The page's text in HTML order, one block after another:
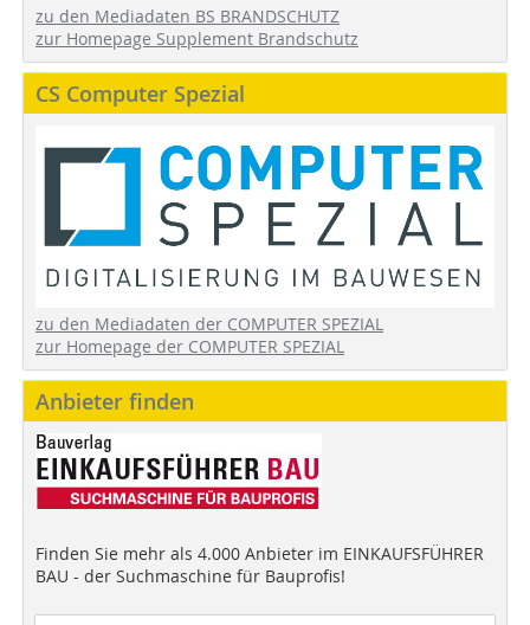
zu den Mediadaten BS BRANDSCHUTZ
zur Homepage Supplement Brandschutz
CS Computer Spezial
zu den Mediadaten der COMPUTER SPEZIAL
zur Homepage der COMPUTER SPEZIAL
Anbieter finden
Finden Sie mehr als 4.000 Anbieter im EINKAUFSFÜHRER
BAU - der Suchmaschine für Bauprofis!